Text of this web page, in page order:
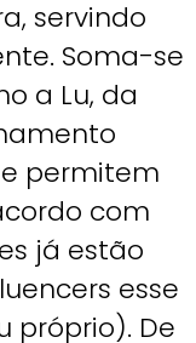
servindo
Soma-se
a Lu, da
permitem
com
já estão
esse
próprio). De